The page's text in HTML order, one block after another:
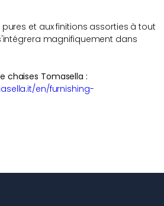
et aux finitions assorties à tout
magnifiquement dans
chaises Tomasella :
en/furnishing-